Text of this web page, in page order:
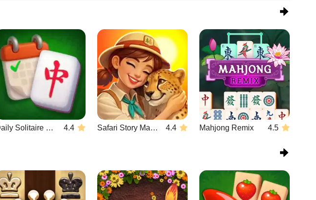
Daily Solitaire Mahjong Classic 4.4 Safari Story Mahjong 4.4 Mahjong Remix 4.5